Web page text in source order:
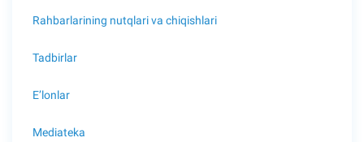
Rahbarlarining nutqlari va chiqishlari
Tadbirlar
E’lonlar
Mediateka